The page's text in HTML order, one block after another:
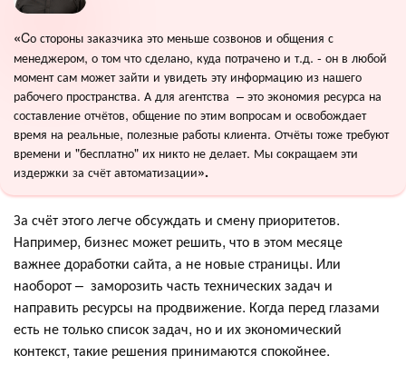
«Cо стороны заказчика это меньше созвонов и общения с
менеджером, о том что сделано, куда потрачено и т.д. - он в любой
момент сам может зайти и увидеть эту информацию из нашего
рабочего пространства. А для агентства – это экономия ресурса на
составление отчётов, общение по этим вопросам и освобождает
время на реальные, полезные работы клиента. Отчёты тоже требуют
времени и "бесплатно" их никто не делает. Мы сокращаем эти
издержки за счёт автоматизации».
За счёт этого легче обсуждать и смену приоритетов.
Например, бизнес может решить, что в этом месяце
важнее доработки сайта, а не новые страницы. Или
наоборот – заморозить часть технических задач и
направить ресурсы на продвижение. Когда перед глазами
есть не только список задач, но и их экономический
контекст, такие решения принимаются спокойнее.